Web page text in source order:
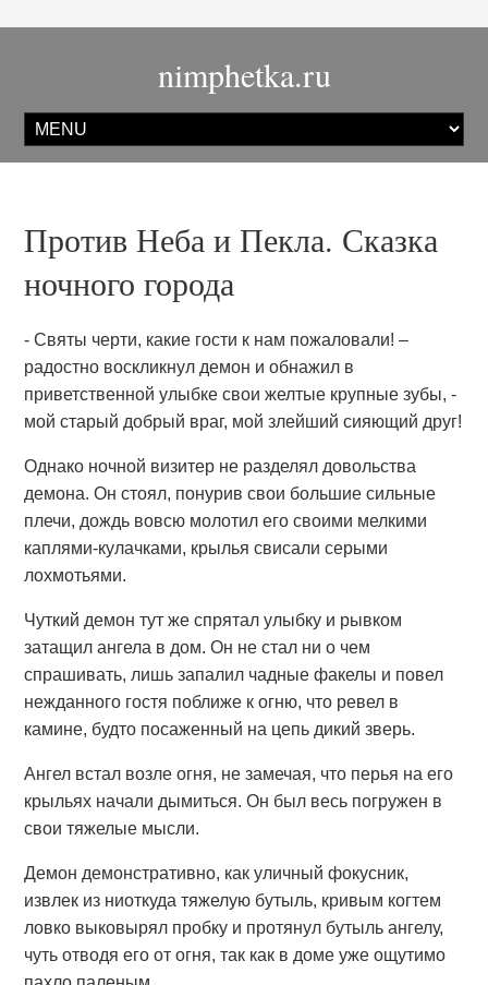
nimphetka.ru
Против Неба и Пекла. Сказка
ночного города
- Святы черти, какие гости к нам пожаловали! –
радостно воскликнул демон и обнажил в
приветственной улыбке свои желтые крупные зубы, -
мой старый добрый враг, мой злейший сияющий друг!
Однако ночной визитер не разделял довольства
демона. Он стоял, понурив свои большие сильные
плечи, дождь вовсю молотил его своими мелкими
каплями-кулачками, крылья свисали серыми
лохмотьями.
Чуткий демон тут же спрятал улыбку и рывком
затащил ангела в дом. Он не стал ни о чем
спрашивать, лишь запалил чадные факелы и повел
нежданного гостя поближе к огню, что ревел в
камине, будто посаженный на цепь дикий зверь.
Ангел встал возле огня, не замечая, что перья на его
крыльях начали дымиться. Он был весь погружен в
свои тяжелые мысли.
Демон демонстративно, как уличный фокусник,
извлек из ниоткуда тяжелую бутыль, кривым когтем
ловко выковырял пробку и протянул бутыль ангелу,
чуть отводя его от огня, так как в доме уже ощутимо